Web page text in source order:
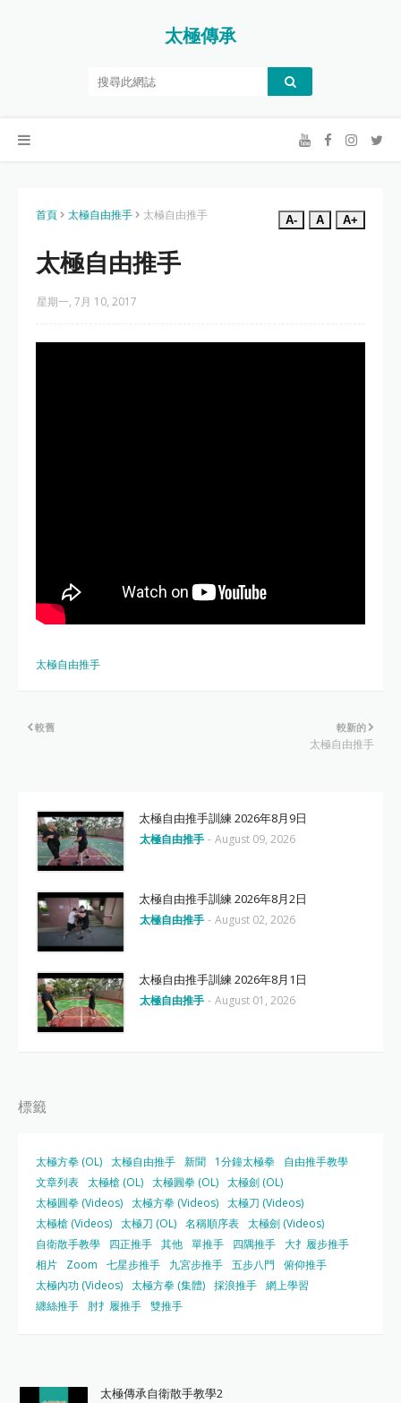
太極傳承
首頁 太極自由推手 太極自由推手 A- A A+
太極自由推手
星期一, 7月 10, 2017
太極自由推手
較新的
太極自由推手
較舊
太極自由推手訓練 2026年8月9日
太極自由推手 - August 09, 2026
太極自由推手訓練 2026年8月2日
太極自由推手 - August 02, 2026
太極自由推手訓練 2026年8月1日
太極自由推手 - August 01, 2026
標籤
太極方拳 (OL) 太極自由推手 新聞 1分鐘太極拳
自由推手教學
文章列表 太極槍 (OL) 太極圓拳 (OL) 太極劍 (OL)
太極圓拳 (Videos) 太極方拳 (Videos) 太極刀 (Videos)
太極槍 (Videos) 太極刀 (OL) 名稱順序表 太極劍 (Videos)
自衛散手教學
四正推手 其他 單推手 四隅推手 大扌履步推手
相片
Zoom 七星步推手 九宮步推手 五步八門
俯仰推手
太極內功 (Videos) 太極方拳 (集體) 採浪推手 網上學習
纏絲推手
肘扌履推手 雙推手
太極傳承自衛散手教學2